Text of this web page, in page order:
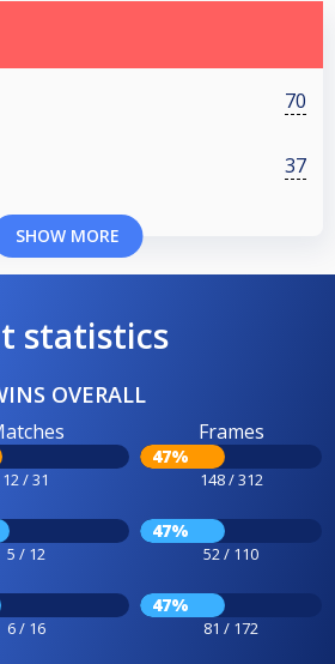
70
37
SHOW MORE
statistics
OVERALL
12 / 31
Frames
47%
148 / 312
5 / 12
47%
52 / 110
6 / 16
47%
81 / 172